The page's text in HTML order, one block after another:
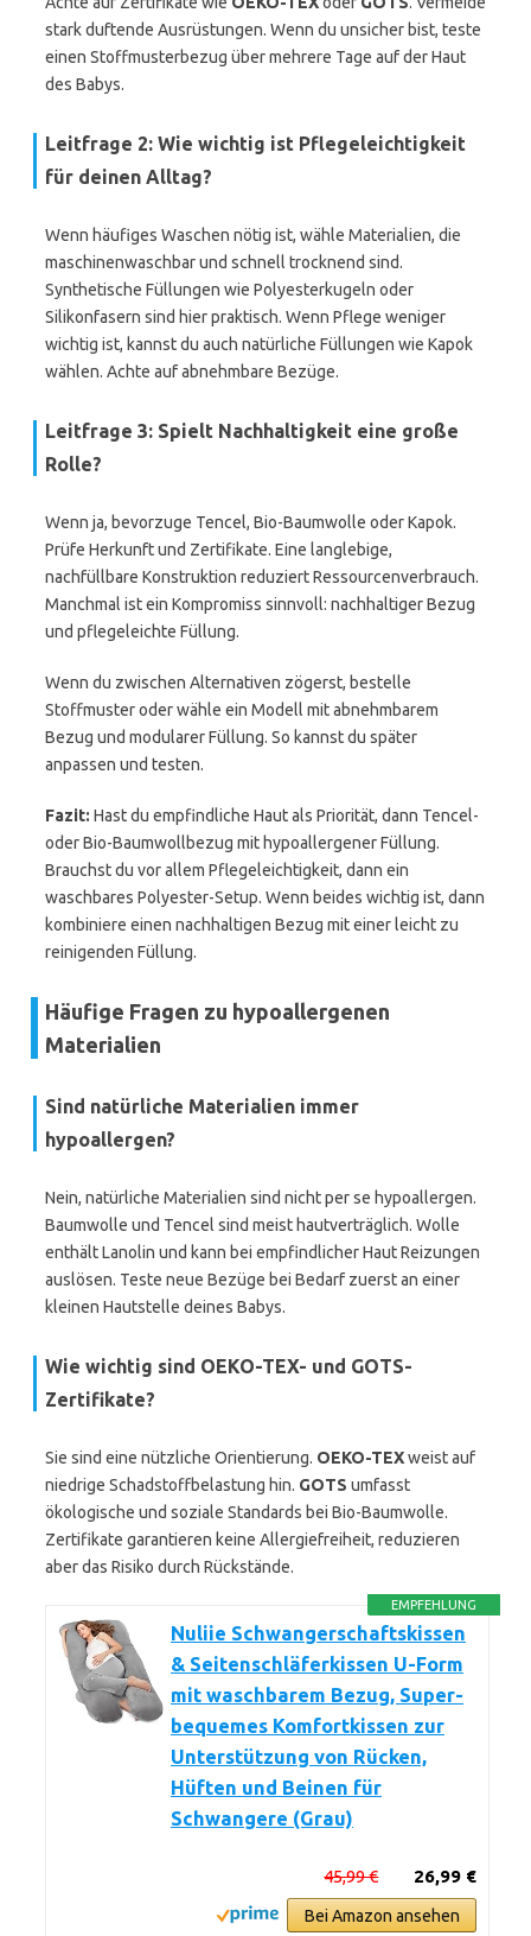
stark duftende Ausrüstungen. Wenn du unsicher bist, teste
einen Stoffmusterbezug über mehrere Tage auf der Haut
des Babys.
Leitfrage 2: Wie wichtig ist Pflegeleichtigkeit
für deinen Alltag?
Wenn häufiges Waschen nötig ist, wähle Materialien, die
maschinenwaschbar und schnell trocknend sind.
Synthetische Füllungen wie Polyesterkugeln oder
Silikonfasern sind hier praktisch. Wenn Pflege weniger
wichtig ist, kannst du auch natürliche Füllungen wie Kapok
wählen. Achte auf abnehmbare Bezüge.
Leitfrage 3: Spielt Nachhaltigkeit eine große
Rolle?
Wenn ja, bevorzuge Tencel, Bio-Baumwolle oder Kapok.
Prüfe Herkunft und Zertifikate. Eine langlebige,
nachfüllbare Konstruktion reduziert Ressourcenverbrauch.
Manchmal ist ein Kompromiss sinnvoll: nachhaltiger Bezug
und pflegeleichte Füllung.
Wenn du zwischen Alternativen zögerst, bestelle
Stoffmuster oder wähle ein Modell mit abnehmbarem
Bezug und modularer Füllung. So kannst du später
anpassen und testen.
Fazit: Hast du empfindliche Haut als Priorität, dann Tencel-
oder Bio-Baumwollbezug mit hypoallergener Füllung.
Brauchst du vor allem Pflegeleichtigkeit, dann ein
waschbares Polyester-Setup. Wenn beides wichtig ist, dann
kombiniere einen nachhaltigen Bezug mit einer leicht zu
reinigenden Füllung.
Häufige Fragen zu hypoallergenen
Materialien
Sind natürliche Materialien immer
hypoallergen?
Nein, natürliche Materialien sind nicht per se hypoallergen.
Baumwolle und Tencel sind meist hautverträglich. Wolle
enthält Lanolin und kann bei empfindlicher Haut Reizungen
auslösen. Teste neue Bezüge bei Bedarf zuerst an einer
kleinen Hautstelle deines Babys.
Wie wichtig sind OEKO-TEX- und GOTS-
Zertifikate?
Sie sind eine nützliche Orientierung. OEKO-TEXweist auf
niedrige Schadstoffbelastung hin. GOTS umfasst
ökologische und soziale Standards bei Bio-Baumwolle.
Zertifikate garantieren keine Allergiefreiheit, reduzieren
aber das Risiko durch Rückstände.
EMPFEHLUNG
Nuliie Schwangerschaftskissen
& Seitenschläferkissen U-Form
mit waschbarem Bezug, Super-
bequemes Komfortkissen zur
Unterstützung von Rücken,
Hüften und Beinen für
Schwangere (Grau)
26,99 €
45,99 €
Bei Amazon ansehen